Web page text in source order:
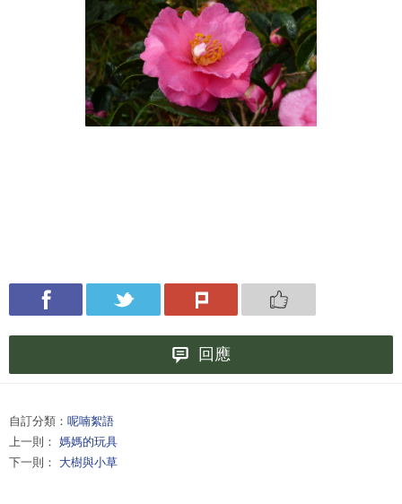
回應
自訂分類： 呢喃絮語
上一則： 媽媽的玩具
下一則： 大樹與小草